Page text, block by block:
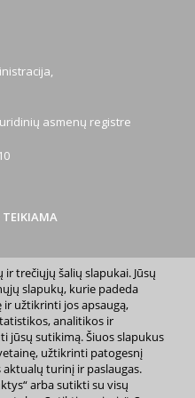
asmenų registre
TEIKIAMA
Kopijuoti ir platinti
trečiųjų šalių slapukai. Jūsų
slapukų, kurie padeda
užtikrinti jos apsaugą,
analitikos ir
jūsų sutikimą. Šiuos slapukus
užtikrinti patogesnį
turinį ir paslaugas.
arba sutikti su visų